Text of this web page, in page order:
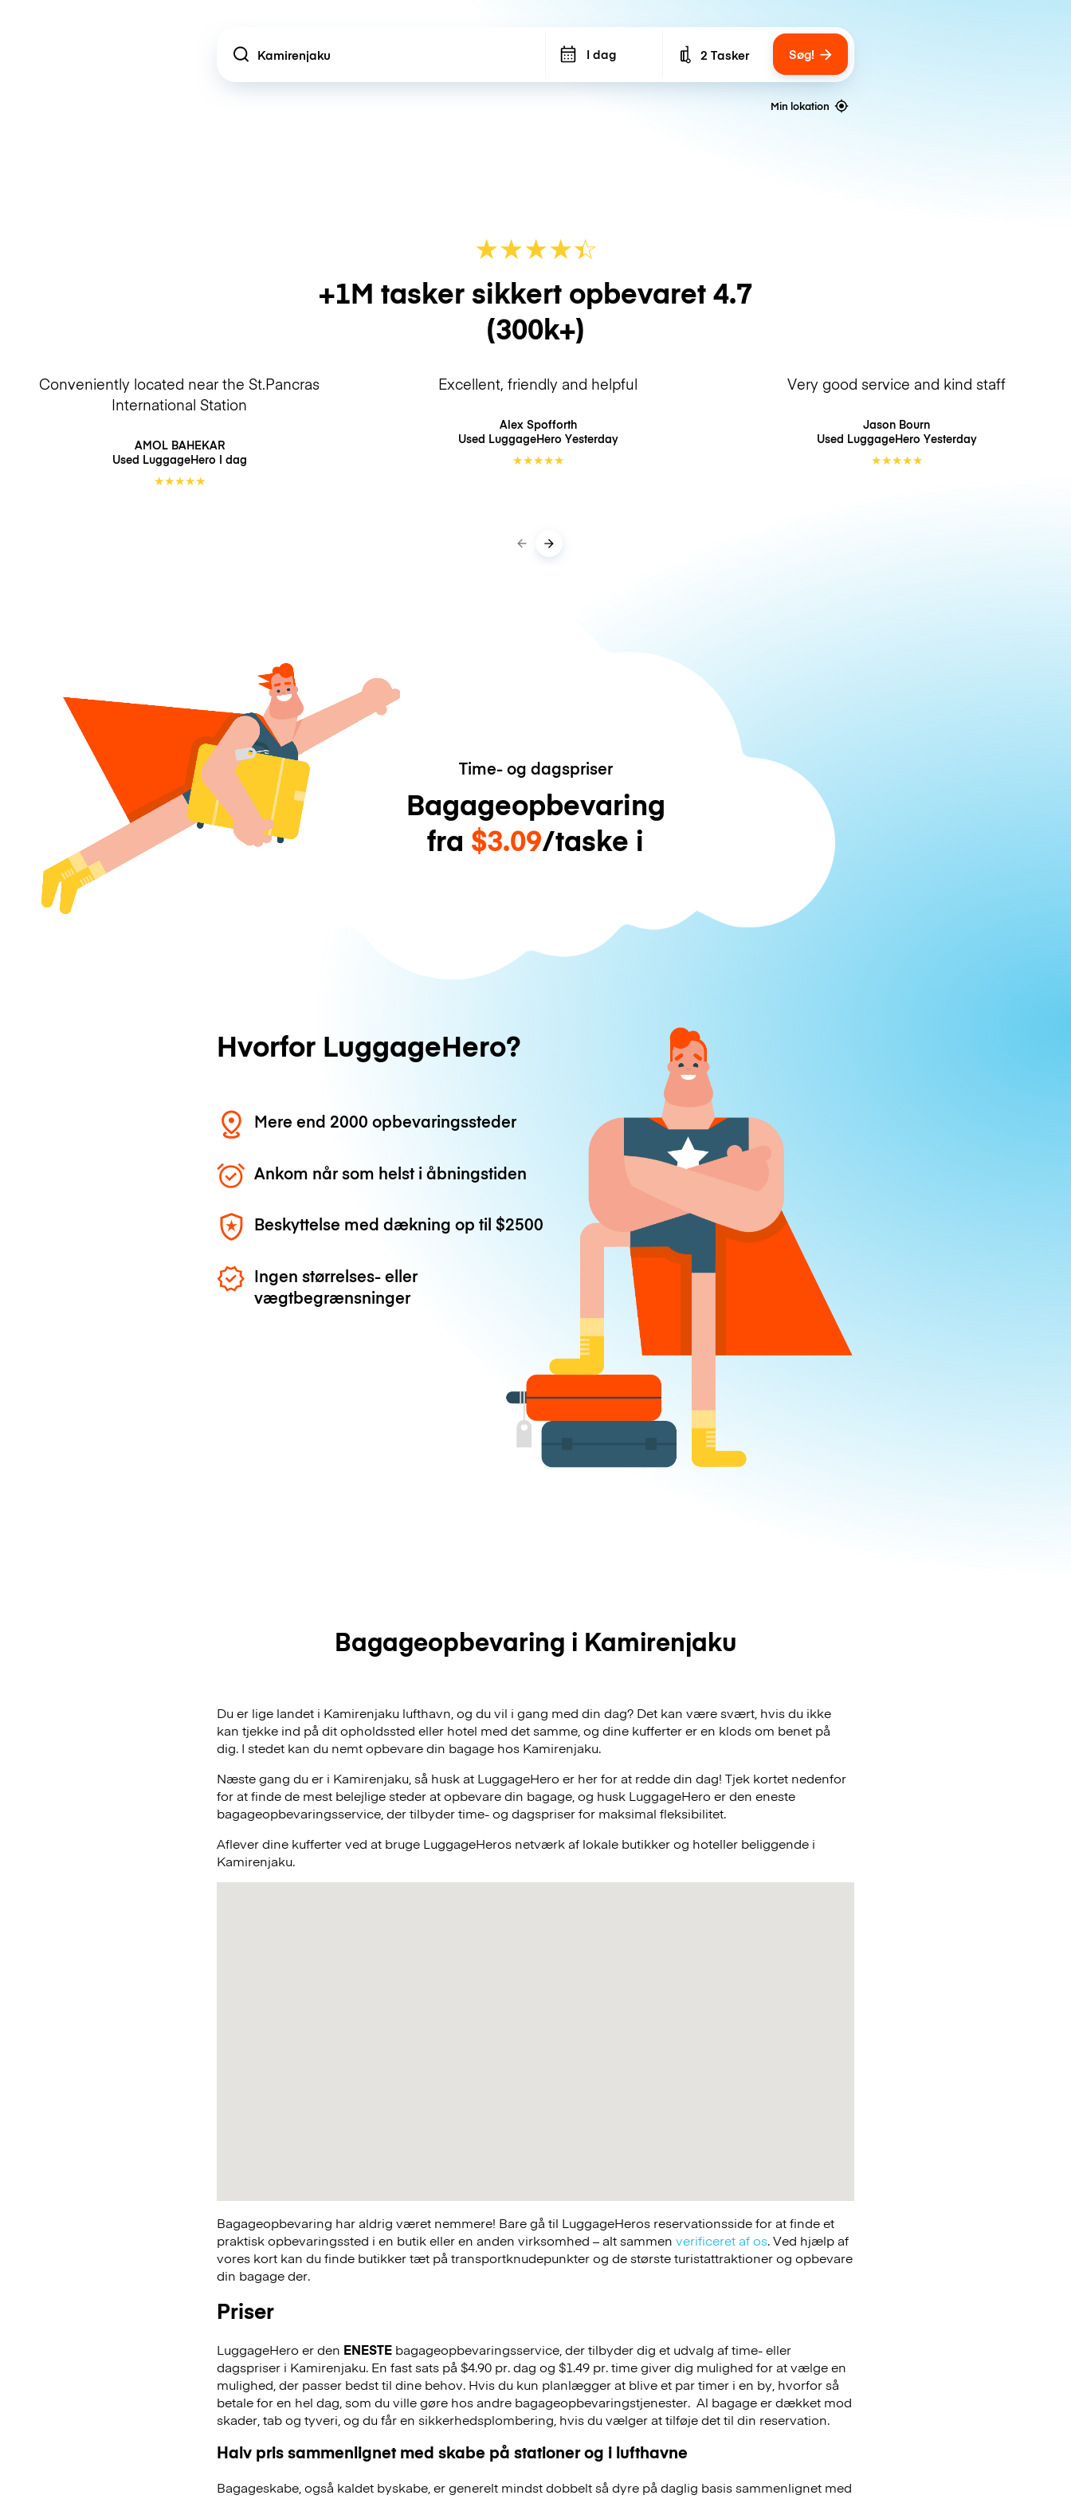
Location I dag Number of bags
2 Tasker Søg!
Min lokation
★★★★☆
★
+1M tasker sikkert opbevaret4.7
(300k+)
Conveniently located near the St.Pancras
International Station
AMOL BAHEKAR
Used LuggageHero I dag
★★★★★
Excellent, friendly and helpful
Alex Spofforth
Used LuggageHero Yesterday
★★★★★
Very good service and kind staff
Jason Bourn
Used LuggageHero Yesterday
★★★★★
Time- og dagspriser
Bagageopbevaring
fra $3.09/taske i
Hvorfor LuggageHero?
Mere end 2000 opbevaringssteder
Ankom når som helst i åbningstiden
Beskyttelse med dækning op til$2500
Ingen størrelses- eller
vægtbegrænsninger
Bagageopbevaring i Kamirenjaku
Du er lige landet i Kamirenjaku lufthavn, og du vil i gang med din dag? Det kan være svært, hvis du ikke
kan tjekke ind på dit opholdssted eller hotel med det samme, og dine kufferter er en klods om benet på
dig. I stedet kan du nemt opbevare din bagage hos Kamirenjaku.
Næste gang du er i Kamirenjaku, så husk at LuggageHero er her for at redde din dag! Tjek kortet nedenfor
for at finde de mest belejlige steder at opbevare din bagage, og husk LuggageHero er den eneste
bagageopbevaringsservice, der tilbyder time- og dagspriser for maksimal fleksibilitet.
Aflever dine kufferter ved at bruge LuggageHeros netværk af lokale butikker og hoteller beliggende i
Kamirenjaku.
Bagageopbevaring har aldrig været nemmere! Bare gå til LuggageHeros reservationsside for at finde et
praktisk opbevaringssted i en butik eller en anden virksomhed – alt sammen verificeret af os. Ved hjælp af
vores kort kan du finde butikker tæt på transportknudepunkter og de største turistattraktioner og opbevare
din bagage der.
Priser
LuggageHero er den ENESTE bagageopbevaringsservice, der tilbyder dig et udvalg af time- eller
dagspriser i Kamirenjaku. En fast sats på $4.90 pr. dag og $1.49 pr. time giver dig mulighed for at vælge en
mulighed, der passer bedst til dine behov. Hvis du kun planlægger at blive et par timer i en by, hvorfor så
betale for en hel dag, som du ville gøre hos andre bagageopbevaringstjenester. Al bagage er dækket mod
skader, tab og tyveri, og du får en sikkerhedsplombering, hvis du vælger at tilføje det til din reservation.
Halv pris sammenlignet med skabe på stationer og i lufthavne
Bagageskabe, også kaldet byskabe, er generelt mindst dobbelt så dyre på daglig basis sammenlignet med